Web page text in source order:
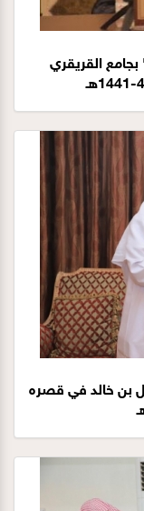
القريقري
بن خالد في قصره